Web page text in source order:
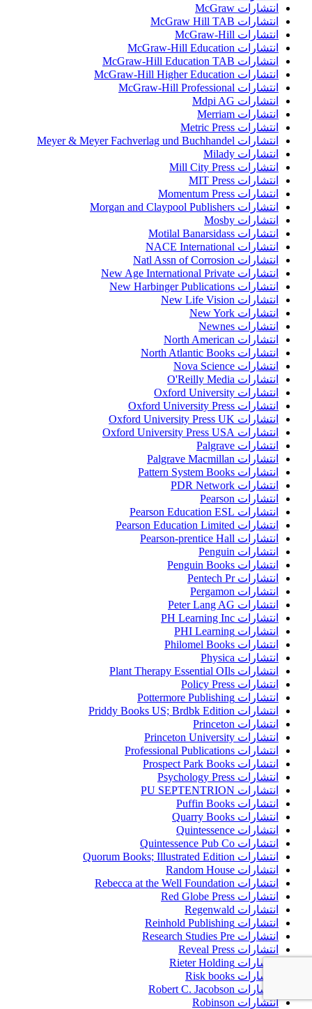
انتشارات McGraw
انتشارات McGraw Hill TAB
انتشارات McGraw-Hill
انتشارات McGraw-Hill Education
انتشارات McGraw-Hill Education TAB
انتشارات McGraw-Hill Higher Education
انتشارات McGraw-Hill Professional
انتشارات Mdpi AG
انتشارات Merriam
انتشارات Metric Press
انتشارات Meyer & Meyer Fachverlag und Buchhandel
انتشارات Milady
انتشارات Mill City Press
انتشارات MIT Press
انتشارات Momentum Press
انتشارات Morgan and Claypool Publishers
انتشارات Mosby
انتشارات Motilal Banarsidass
انتشارات NACE International
انتشارات Natl Assn of Corrosion
انتشارات New Age International Private
انتشارات New Harbinger Publications
انتشارات New Life Vision
انتشارات New York
انتشارات Newnes
انتشارات North American
انتشارات North Atlantic Books
انتشارات Nova Science
انتشارات O'Reilly Media
انتشارات Oxford University
انتشارات Oxford University Press
انتشارات Oxford University Press UK
انتشارات Oxford University Press USA
انتشارات Palgrave
انتشارات Palgrave Macmillan
انتشارات Pattern System Books
انتشارات PDR Network
انتشارات Pearson
انتشارات Pearson Education ESL
انتشارات Pearson Education Limited
انتشارات Pearson-prentice Hall
انتشارات Penguin
انتشارات Penguin Books
انتشارات Pentech Pr
انتشارات Pergamon
انتشارات Peter Lang AG
انتشارات PH Learning Inc
انتشارات PHI Learning
انتشارات Philomel Books
انتشارات Physica
انتشارات Plant Therapy Essential OIls
انتشارات Policy Press
انتشارات Pottermore Publishing
انتشارات Priddy Books US; Brdbk Edition
انتشارات Princeton
انتشارات Princeton University
انتشارات Professional Publications
انتشارات Prospect Park Books
انتشارات Psychology Press
انتشارات PU SEPTENTRION
انتشارات Puffin Books
انتشارات Quarry Books
انتشارات Quintessence
انتشارات Quintessence Pub Co
انتشارات Quorum Books; Illustrated Edition
انتشارات Random House
انتشارات Rebecca at the Well Foundation
انتشارات Red Globe Press
انتشارات Regenwald
انتشارات Reinhold Publishing
انتشارات Research Studies Pre
انتشارات Reveal Press
انتشارات Rieter Holding
انتشارات Risk books
انتشارات Robert C. Jacobson
انتشارات Robinson